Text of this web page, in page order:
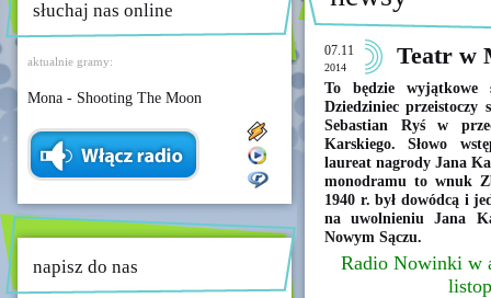
słuchaj nas online
aktualnie gramy:
Mona - Shooting The Moon
napisz do nas
07.11
2014 Teatr w
To będzie
Dziedziniec
Sebastian Ryś w
Karskiego. Słowo
laureat nagrody Jana
monodramu to wnuk
1940 r. był dowódcą i
na uwolnieniu Jana
Nowym Sączu.
Radio Nowinki w